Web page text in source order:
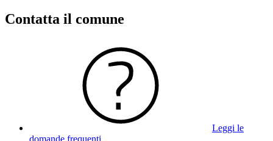
Contatta il comune
Leggi le